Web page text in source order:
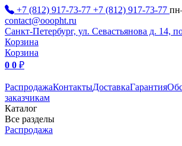
+7 (812) 917-73-77 +7 (812) 917-73-77
contact@ooopht.ru
Санкт-Петербург, ул. Севастьянова д. 14,
Корзина
Корзина
0 0 ₽
РаспродажаКонтактыДоставкаГарантия
заказчикам
Каталог
Все разделы
Распродажа